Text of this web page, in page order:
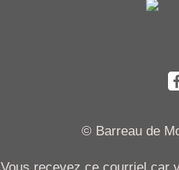
© Barreau de
Vous recevez ce courriel car